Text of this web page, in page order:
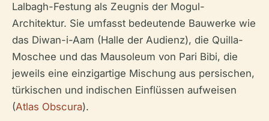
Lalbagh-Festung als Zeugnis der Mogul-
Architektur. Sie umfasst bedeutende Bauwerke wie
das Diwan-i-Aam (Halle der Audienz), die Quilla-
Moschee und das Mausoleum von Pari Bibi, die
jeweils eine einzigartige Mischung aus persischen,
türkischen und indischen Einflüssen aufweisen
(Atlas Obscura).